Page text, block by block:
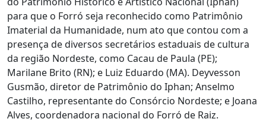
para que o Forró seja reconhecido como Patrimônio
Imaterial da Humanidade, num ato que contou com a
presença de diversos secretários estaduais de cultura
da região Nordeste, como Cacau de Paula (PE);
Marilane Brito (RN); e Luiz Eduardo (MA). Deyvesson
Gusmão, diretor de Patrimônio do Iphan; Anselmo
Castilho, representante do Consórcio Nordeste; e Joana
Alves, coordenadora nacional do Forró de Raiz.